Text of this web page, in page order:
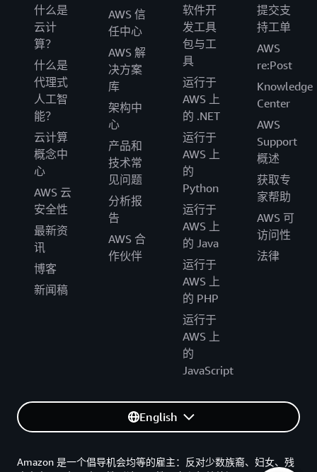
什么是
云计
算？
什么是
代理式
人工智
能？
云计算
概念中
心
AWS 云
安全性
最新资
讯
博客
新闻稿
AWS 信
任中心
AWS 解
决方案
库
架构中
心
产品和
技术常
见问题
分析报
告
AWS 合
作伙伴
软件开
发工具
包与工
具
运行于
AWS 上
的 .NET
运行于
AWS 上
的
Python
运行于
AWS 上
的 Java
运行于
AWS 上
的 PHP
运行于
AWS 上
的
JavaScript
提交支
持工单
AWS
re:Post
Knowledge
Center
AWS
Support
概述
获取专
家帮助
AWS 可
访问性
法律
English
Amazon 是一个倡导机会均等的雇主：反对少数族裔、妇女、残